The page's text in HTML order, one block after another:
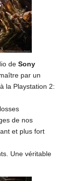
de Sony
par un
la Playstation 2:
de nos
et plus fort
Une véritable